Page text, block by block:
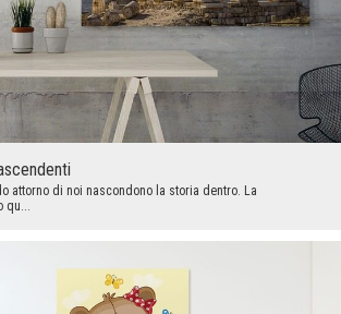
attorno di noi nascondono la storia dentro. La